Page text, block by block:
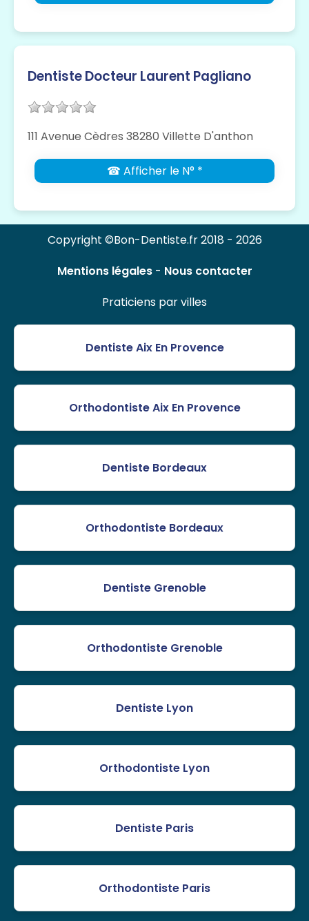
Dentiste Docteur Laurent Pagliano
111 Avenue Cèdres 38280 Villette D'anthon
☎ Afficher le N° *
Copyright ©Bon-Dentiste.fr 2018 - 2026
Mentions légales- Nous contacter
Praticiens par villes
Dentiste Aix En Provence
Orthodontiste Aix En Provence
Dentiste Bordeaux
Orthodontiste Bordeaux
Dentiste Grenoble
Orthodontiste Grenoble
Dentiste Lyon
Orthodontiste Lyon
Dentiste Paris
Orthodontiste Paris